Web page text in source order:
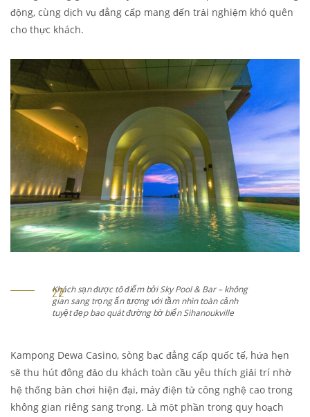
động, cùng dịch vụ đẳng cấp mang đến trải nghiệm khó quên
cho thực khách.
Khách sạn được tô điểm bởi Sky Pool & Bar – không
gian sang trọng ấn tượng với tầm nhìn toàn cảnh
tuyệt đẹp bao quát đường bờ biển Sihanoukville
Kampong Dewa Casino, sòng bạc đẳng cấp quốc tế, hứa hẹn
sẽ thu hút đông đảo du khách toàn cầu yêu thích giải trí nhờ
hệ thống bàn chơi hiện đại, máy điện tử công nghệ cao trong
không gian riêng sang trọng. Là một phần trong quy hoạch